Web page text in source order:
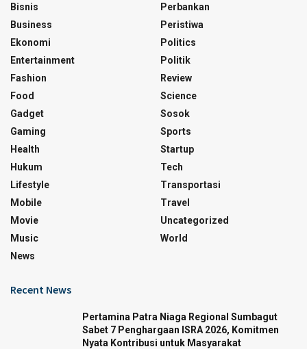
Bisnis
Business
Ekonomi
Entertainment
Fashion
Food
Gadget
Gaming
Health
Hukum
Lifestyle
Mobile
Movie
Music
News
Perbankan
Peristiwa
Politics
Politik
Review
Science
Sosok
Sports
Startup
Tech
Transportasi
Travel
Uncategorized
World
Recent News
Pertamina Patra Niaga Regional Sumbagut
Sabet 7 Penghargaan ISRA 2026, Komitmen
Nyata Kontribusi untuk Masyarakat